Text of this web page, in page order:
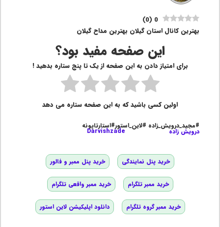
0
(
0
)
بهترین کانال استان گیلان بهترین مداح گیلان
این صفحه مفید بود؟
برای امتیاز دادن به این صفحه از یک تا پنج ستاره بدهید !
اولین کسی باشید که به این صفحه ستاره می دهد
#مجید_درویش_زاده #لاین_استور#استارتاپونه
درویش زاده Darvishzade
خرید پنل نمایندگی خرید پنل ممبر و فالور
خرید ممبر تلگرام خرید ممبر واقعی تلگرام
خرید ممبر گروه تلگرام دانلود اپلیکیشن لاین استور